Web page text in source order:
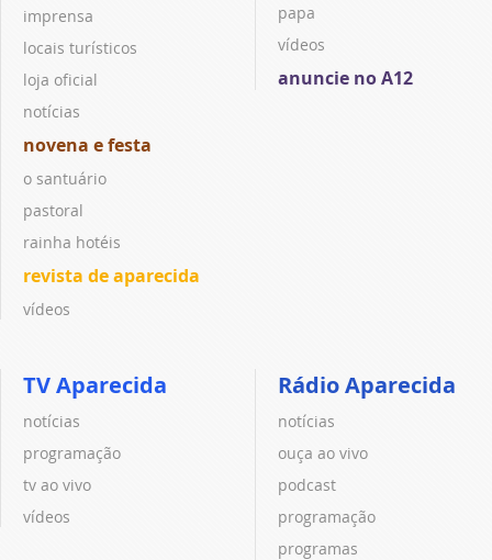
imprensa
locais turísticos
loja oficial
notícias
novena e festa
o santuário
pastoral
rainha hotéis
revista de aparecida
vídeos
papa
vídeos
anuncie no A12
TV Aparecida
notícias
programação
tv ao vivo
vídeos
Rádio Aparecida
notícias
ouça ao vivo
podcast
programação
programas